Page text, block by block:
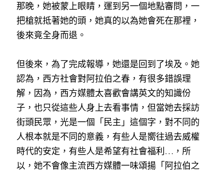
那晚，她被蒙上眼睛，運到另一個地點審問，一
把槍就抵著她的頭，她真的以為她會死在那裡，
後來竟全身而退。
但後來，為了完成報導，她還是回到了埃及。她
認為，西方社會對阿拉伯之春，有很多錯誤理
解，因為，西方媒體太喜歡會講英文的知識份
子，也只從這些人身上去看事情，但當她去採訪
街頭民眾，光是一個「民主」這個字，對不同的
人根本就是不同的意義，有些人是嚮往過去威權
時代的安定，有些人是希望有社會福利…，所
以，她不會像主流西方媒體一味頌揚「阿拉伯之